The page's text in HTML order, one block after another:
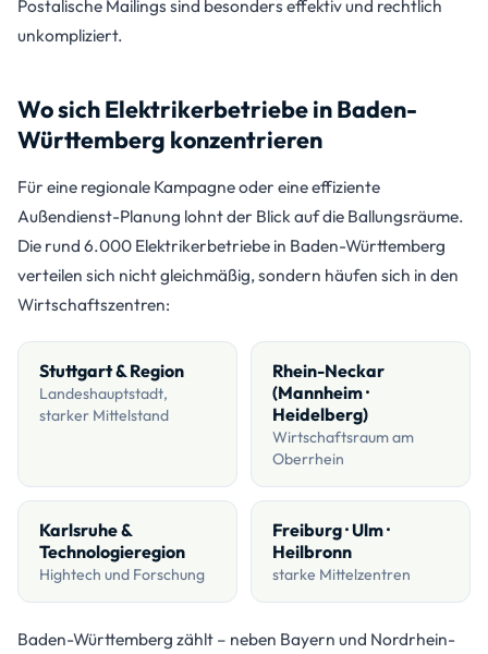
Postalische Mailings sind besonders effektiv und rechtlich
unkompliziert.
Wo sich Elektrikerbetriebe in Baden-
Württemberg konzentrieren
Für eine regionale Kampagne oder eine effiziente
Außendienst-Planung lohnt der Blick auf die Ballungsräume.
Die rund 6.000 Elektrikerbetriebe in Baden-Württemberg
verteilen sich nicht gleichmäßig, sondern häufen sich in den
Wirtschaftszentren:
Stuttgart & Region
Landeshauptstadt,
starker Mittelstand
Rhein-Neckar
(Mannheim ·
Heidelberg)
Wirtschaftsraum am
Oberrhein
Karlsruhe &
Technologieregion
Hightech und Forschung
Freiburg · Ulm ·
Heilbronn
starke Mittelzentren
Baden-Württemberg zählt – neben Bayern und Nordrhein-